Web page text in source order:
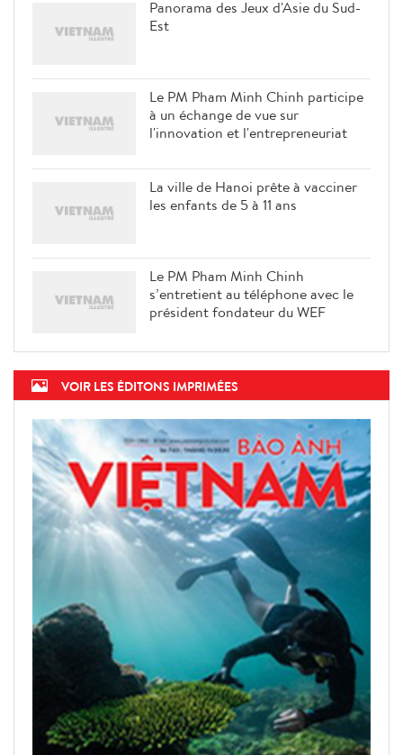
Panorama des Jeux d'Asie du Sud-
Est
Le PM Pham Minh Chinh participe
à un échange de vue sur
l'innovation et l'entrepreneuriat
La ville de Hanoi prête à vacciner
les enfants de 5 à 11 ans
Le PM Pham Minh Chinh
s’entretient au téléphone avec le
président fondateur du WEF
VOIR LES ÉDITONS IMPRIMÉES